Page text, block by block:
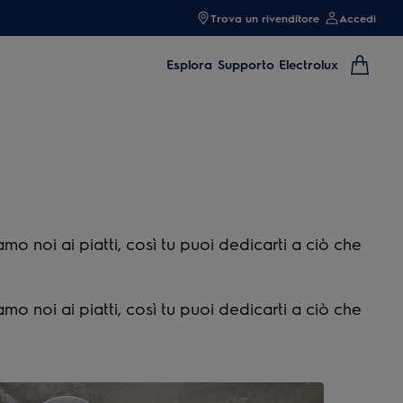
Trova un rivenditore Accedi
Esplora Supporto Electrolux
noi ai piatti, così tu puoi dedicarti a ciò che
noi ai piatti, così tu puoi dedicarti a ciò che